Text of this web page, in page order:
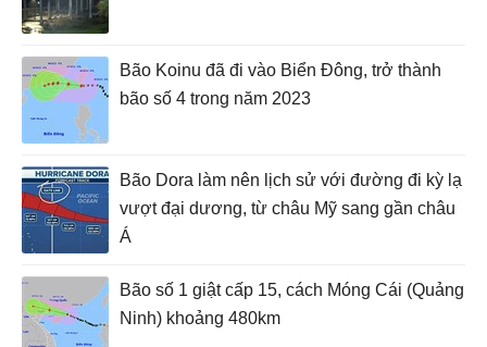
Bão Koinu đã đi vào Biển Đông, trở thành
bão số 4 trong năm 2023
Bão Dora làm nên lịch sử với đường đi kỳ lạ
vượt đại dương, từ châu Mỹ sang gần châu
Á
Bão số 1 giật cấp 15, cách Móng Cái (Quảng
Ninh) khoảng 480km